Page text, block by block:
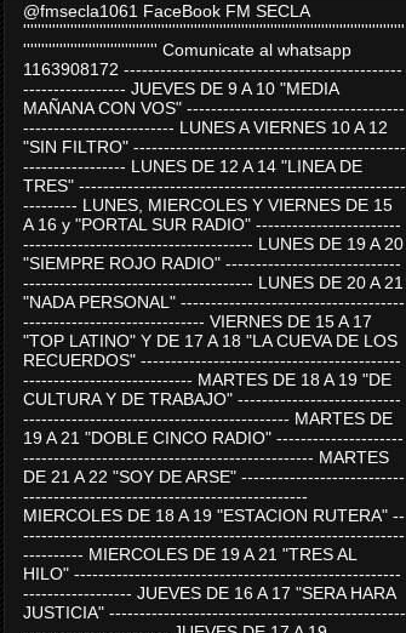
@fmsecla1061 FaceBook FM SECLA
'''''''''''''''''''''''''''''''''''''''''''''''''''''''''''''''''''''''''''''''''''''''''''''''''''''''''
''''''''''''''''''''''''''''''''''''' Comunicate al whatsapp
1163908172 ----------------------------------------------
----------------- JUEVES DE 9 A 10 "MEDIA
MAÑANA CON VOS" ------------------------------------
------------------------- LUNES A VIERNES 10 A 12
"SIN FILTRO" ---------------------------------------------
----------------- LUNES DE 12 A 14 "LINEA DE
TRES" ------------------------------------------------------
--------- LUNES, MIERCOLES Y VIERNES DE 15
A 16 y "PORTAL SUR RADIO" ------------------------
-------------------------------------- LUNES DE 19 A 20
"SIEMPRE ROJO RADIO" -----------------------------
-------------------------------------- LUNES DE 20 A 21
"NADA PERSONAL" -------------------------------------
------------------------------ VIERNES DE 15 A 17
"TOP LATINO" Y DE 17 A 18 "LA CUEVA DE LOS
RECUERDOS" -------------------------------------------
---------------------------- MARTES DE 18 A 19 "DE
CULTURA Y DE TRABAJO" ---------------------------
-------------------------------------------- MARTES DE
19 A 21 "DOBLE CINCO RADIO" ---------------------
------------------------------------------------ MARTES
DE 21 A 22 "SOY DE ARSE" ---------------------------
-----------------------------------------------
MIERCOLES DE 18 A 19 "ESTACION RUTERA" --
---------------------------------------------------------------
---------- MIERCOLES DE 19 A 21 "TRES AL
HILO" ------------------------------------------------------
------------------ JUEVES DE 16 A 17 "SERA HARA
JUSTICIA" -------------------------------------------------